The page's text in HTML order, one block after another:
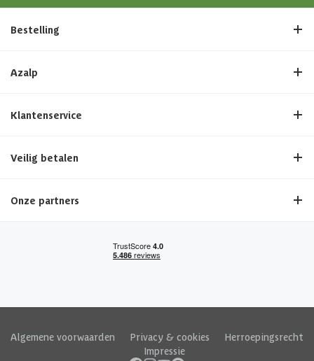
Bestelling
Azalp
Klantenservice
Veilig betalen
Onze partners
Algemene voorwaarden Privacy & cookies
Herroepingsrecht
Impressie